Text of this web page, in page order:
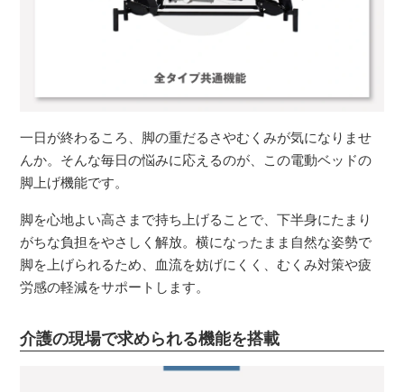
一日が終わるころ、脚の重だるさやむくみが気になりませ
んか。そんな毎日の悩みに応えるのが、この電動ベッドの
脚上げ機能です。
脚を心地よい高さまで持ち上げることで、下半身にたまり
がちな負担をやさしく解放。横になったまま自然な姿勢で
脚を上げられるため、血流を妨げにくく、むくみ対策や疲
労感の軽減をサポートします。
介護の現場で求められる機能を搭載